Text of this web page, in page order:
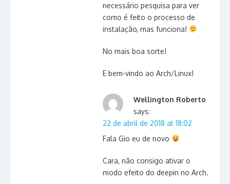
necessário pesquisa para ver
como é feito o processo de
instalação, mas funciona!
No mais boa sorte!
E bem-vindo ao Arch/Linux!
Wellington Roberto
says:
22 de abril de 2018 at 18:02
Fala Gio eu de novo
Cara, não consigo ativar o
modo efeito do deepin no Arch.